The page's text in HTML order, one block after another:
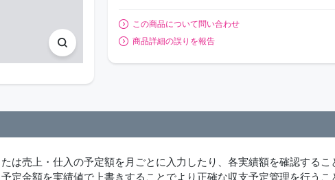
この商品について問い合わせ
商品詳細の誤りを報告
は売上・仕入の予定額を月ごとに入力したり、各実績額を確認するこ
定金額を実績値で上書きすることでより正確な収支予定管理を行うこ